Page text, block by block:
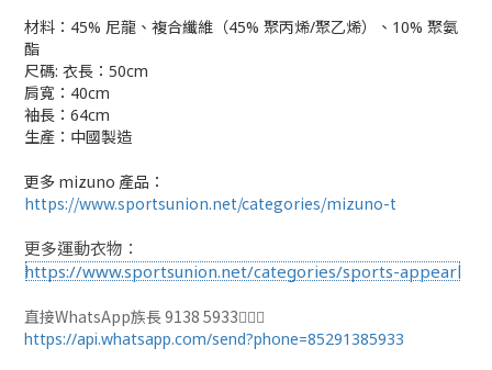
材料： 45% 尼龍、複合纖維（45% 聚丙烯/聚乙烯）、10% 聚氨
酯
尺碼: 衣長：50cm
肩寬：40cm
袖長：64cm
生產： 中國製造
更多 mizuno 產品：
https://www.sportsunion.net/categories/mizuno-t
更多運動衣物：
https://www.sportsunion.net/categories/sports-appearl
直接WhatsApp族長 9138 5933🙆🏻‍♂
https://api.whatsapp.com/send?phone=85291385933